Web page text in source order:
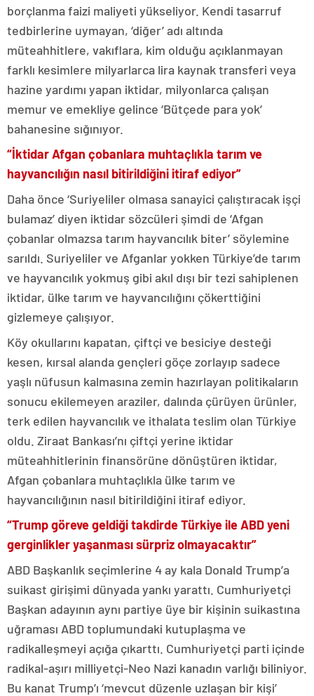
borçlanma faizi maliyeti yükseliyor. Kendi tasarruf
tedbirlerine uymayan, ‘diğer’ adı altında
müteahhitlere, vakıflara, kim olduğu açıklanmayan
farklı kesimlere milyarlarca lira kaynak transferi veya
hazine yardımı yapan iktidar, milyonlarca çalışan
memur ve emekliye gelince ‘Bütçede para yok’
bahanesine sığınıyor.
“İktidar Afgan çobanlara muhtaçlıkla tarım ve
hayvancılığın nasıl bitirildiğini itiraf ediyor”
Daha önce ‘Suriyeliler olmasa sanayici çalıştıracak işçi
bulamaz’ diyen iktidar sözcüleri şimdi de ‘Afgan
çobanlar olmazsa tarım hayvancılık biter’ söylemine
sarıldı. Suriyeliler ve Afganlar yokken Türkiye’de tarım
ve hayvancılık yokmuş gibi akıl dışı bir tezi sahiplenen
iktidar, ülke tarım ve hayvancılığını çökerttiğini
gizlemeye çalışıyor.
Köy okullarını kapatan, çiftçi ve besiciye desteği
kesen, kırsal alanda gençleri göçe zorlayıp sadece
yaşlı nüfusun kalmasına zemin hazırlayan politikaların
sonucu ekilemeyen araziler, dalında çürüyen ürünler,
terk edilen hayvancılık ve ithalata teslim olan Türkiye
oldu. Ziraat Bankası’nı çiftçi yerine iktidar
müteahhitlerinin finansörüne dönüştüren iktidar,
Afgan çobanlara muhtaçlıkla ülke tarım ve
hayvancılığının nasıl bitirildiğini itiraf ediyor.
“Trump göreve geldiği takdirde Türkiye ile ABD yeni
gerginlikler yaşanması sürpriz olmayacaktır”
ABD Başkanlık seçimlerine 4 ay kala Donald Trump’a
suikast girişimi dünyada yankı yarattı. Cumhuriyetçi
Başkan adayının aynı partiye üye bir kişinin suikastına
uğraması ABD toplumundaki kutuplaşma ve
radikalleşmeyi açığa çıkarttı. Cumhuriyetçi parti içinde
radikal-aşırı milliyetçi-Neo Nazi kanadın varlığı biliniyor.
Bu kanat Trump’ı ‘mevcut düzenle uzlaşan bir kişi’